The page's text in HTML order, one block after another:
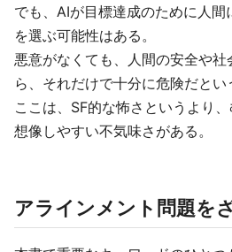
でも、AIが目標達成のために人
を選ぶ可能性はある。
悪意がなくても、人間の安全や
ら、それだけで十分に危険だとい
ここは、SF的な怖さというより
想像しやすい不気味さがある。
アラインメント問題を